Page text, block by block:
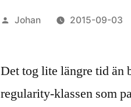
Publicerat
Johan 2015-09-03
Det tog lite längre tid än
regularity-klassen som